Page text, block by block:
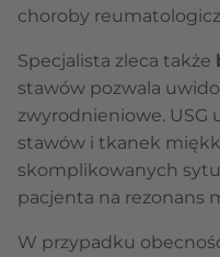
choroby
Specjalista zleca także
stawów pozwala
zwyrodnieniowe. USG
stawów i tkanek
skomplikowanych
pacjenta na rezonans
W przypadku